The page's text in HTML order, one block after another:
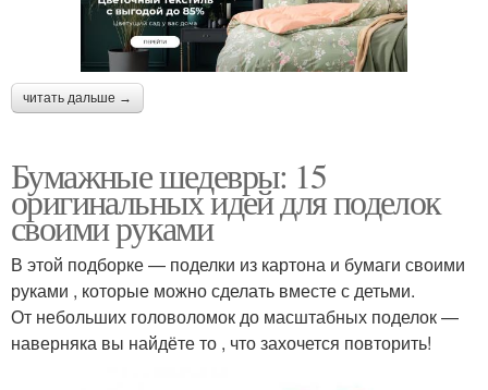
читать дальше →
Бумажные шедевры: 15
оригинальных идей для поделок
своими руками
В этой подборке — поделки из картона и бумаги своими
руками , которые можно сделать вместе с детьми.
От небольших головоломок до масштабных поделок —
наверняка вы найдёте то , что захочется повторить!